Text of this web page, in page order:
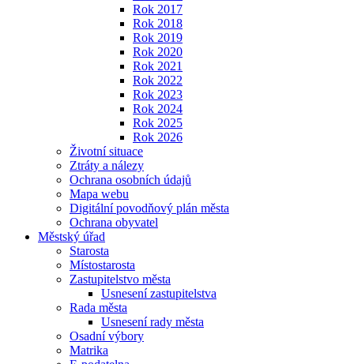
Rok 2017
Rok 2018
Rok 2019
Rok 2020
Rok 2021
Rok 2022
Rok 2023
Rok 2024
Rok 2025
Rok 2026
Životní situace
Ztráty a nálezy
Ochrana osobních údajů
Mapa webu
Digitální povodňový plán města
Ochrana obyvatel
Městský úřad
Starosta
Místostarosta
Zastupitelstvo města
Usnesení zastupitelstva
Rada města
Usnesení rady města
Osadní výbory
Matrika